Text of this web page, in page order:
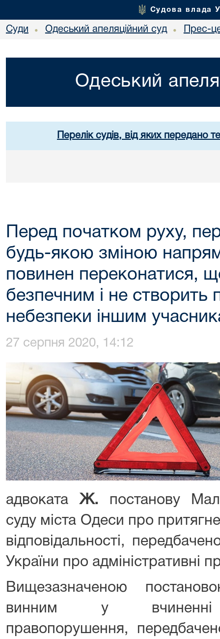
Судова влада
Суди • Одеський апеляційний суд • Прес-
Одеський
Перелік судів, від яких передано
Перед початком руху,
будь-якою зміною
повинен переконатися,
безпечним і не створить
небезпеки іншим
27 серпня 2020, 14:12
адвокатаЖ. постанову
суду міста Одеси про
відповідальності,
України про адміністративні
Вищезазначеною
винним у вчиненні
правопорушення,